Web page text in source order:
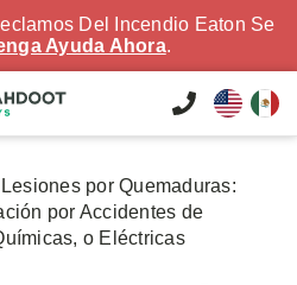
Del Incendio Eaton Se
Ayuda Ahora.
Lesiones por Quemaduras:
por Accidentes de
o Eléctricas